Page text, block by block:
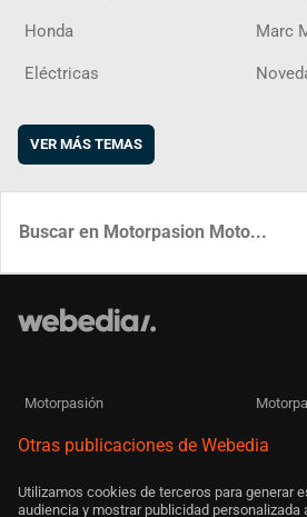
Honda Marc
Eléctricas
VER MÁS TEMAS
Motorpasión
Otras publicaciones de Webedia
Utilizamos cookies de terceros para generar
audiencia y mostrar publicidad personalizada